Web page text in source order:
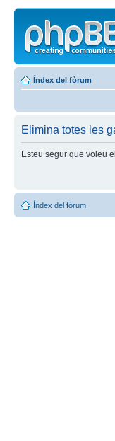
Índex del fòrum
Elimina totes les
Esteu segur que voleu
Índex del fòrum